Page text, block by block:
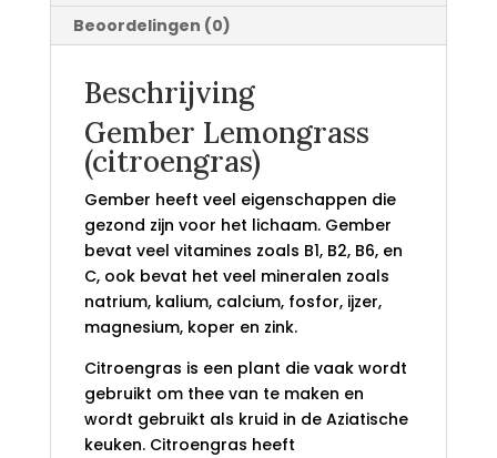
Beoordelingen (0)
Beschrijving
Gember Lemongrass
(citroengras)
Gember heeft veel eigenschappen die
gezond zijn voor het lichaam. Gember
bevat veel vitamines zoals B1, B2, B6, en
C, ook bevat het veel mineralen zoals
natrium, kalium, calcium, fosfor, ijzer,
magnesium, koper en zink.
Citroengras is een plant die vaak wordt
gebruikt om thee van te maken en
wordt gebruikt als kruid in de Aziatische
keuken. Citroengras heeft